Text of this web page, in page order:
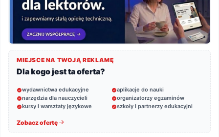
MIEJSCE NA TWOJĄ REKLAMĘ
Dla kogo jest ta oferta?
wydawnictwa edukacyjne
aplikacje do nauki
narzędzia dla nauczycieli
organizatorzy egzaminów
kursy i warsztaty językowe
szkoły i partnerzy edukacyjni
Zobacz ofertę